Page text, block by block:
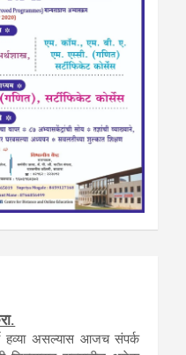
पेपरला जाहिरात द्या.
यांच्या जाहिरातींना